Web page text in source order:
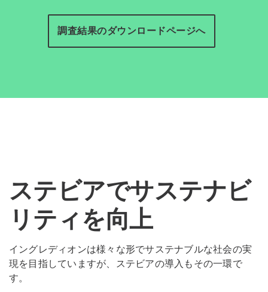
調査結果のダウンロードページへ
ステビアでサステナビ
リティを向上
イングレディオンは様々な形でサステナブルな社会の実
現を目指していますが、ステビアの導入もその一環で
す。